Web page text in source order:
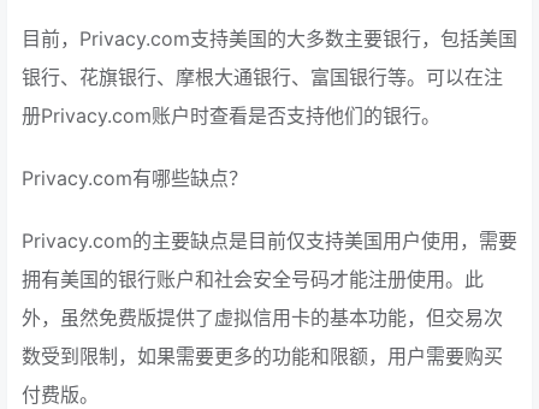
目前，Privacy.com支持美国的大多数主要银行，包括美国
银行、花旗银行、摩根大通银行、富国银行等。可以在注
册Privacy.com账户时查看是否支持他们的银行。
Privacy.com有哪些缺点？
Privacy.com的主要缺点是目前仅支持美国用户使用，需要
拥有美国的银行账户和社会安全号码才能注册使用。此
外，虽然免费版提供了虚拟信用卡的基本功能，但交易次
数受到限制，如果需要更多的功能和限额，用户需要购买
付费版。